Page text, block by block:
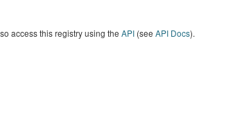
access this registry using the API (see API Docs).